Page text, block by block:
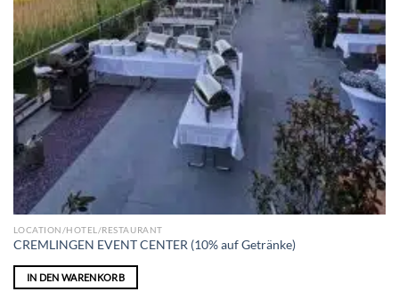
LOCATION/HOTEL/RESTAURANT
CREMLINGEN EVENT CENTER (10% auf Getränke)
IN DEN WARENKORB